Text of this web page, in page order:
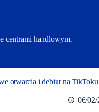
centrami handlowymi
otwarcia i debiut na
06/02/